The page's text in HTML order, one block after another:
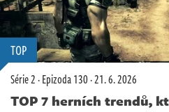
TOP
Série 2·Epizoda 130·21. 6. 2026
TOP 7 herních trendů,